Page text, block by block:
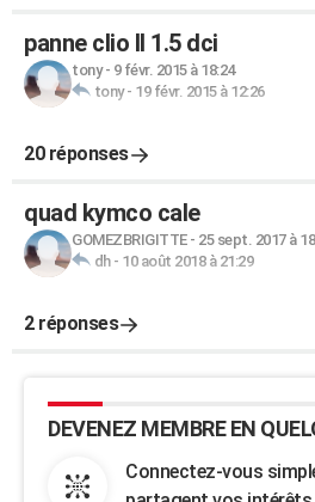
panne clio ll 1.5 dci
tony- 9 févr. 2015 à 18:24
tony- 19 févr. 2015 à 12:26
20 réponses
quad kymco cale
GOMEZBRIGITTE- 25 sept. 2017 à
dh- 10 août 2018 à 21:29
2 réponses
DEVENEZ MEMBRE EN
Connectez-vous